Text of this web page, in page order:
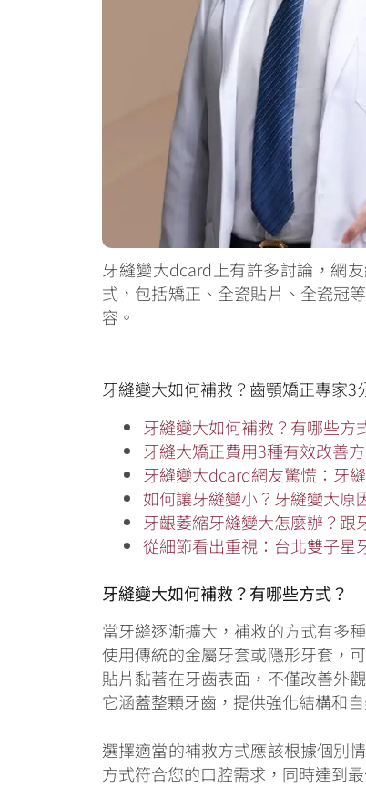
牙縫變大dcard上有許多討論，網
式，包括矯正、全瓷貼片、全瓷冠
容。
牙縫變大如何補救？齒顎矯正專家3
牙縫變大如何補救？有哪些方
牙縫大矯正費用3種有效改善
牙縫變大dcard網友驚慌：牙
如何讓牙縫變小？牙縫變大原
牙齦萎縮牙縫變大怎麼辦？跟
從細節看出重視：台北雙子星
牙縫變大如何補救？有哪些方式？
當牙縫逐漸擴大，補救的方式有多
使用傳統的金屬牙套或隱形牙套，
貼片黏著在牙齒表面，不僅改善外
它涵蓋整顆牙齒，提供強化結構和自
選擇適當的補救方式應該根據個別
方式符合您的口腔需求，同時達到